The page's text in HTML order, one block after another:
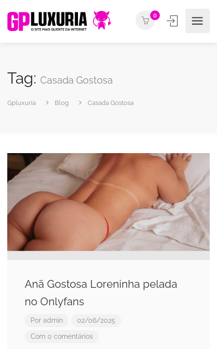
0
Tag: Casada Gostosa
Gpluxuria Blog Casada Gostosa
Anã Gostosa Loreninha pelada
no Onlyfans
Por admin 02/06/2025
Com 0 comentários